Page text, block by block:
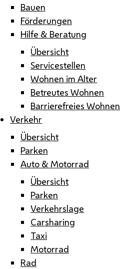
Bauen
Förderungen
Hilfe & Beratung
Übersicht
Servicestellen
Wohnen im Alter
Betreutes Wohnen
Barrierefreies Wohnen
Verkehr
Übersicht
Parken
Auto & Motorrad
Übersicht
Parken
Verkehrslage
Carsharing
Taxi
Motorrad
Rad